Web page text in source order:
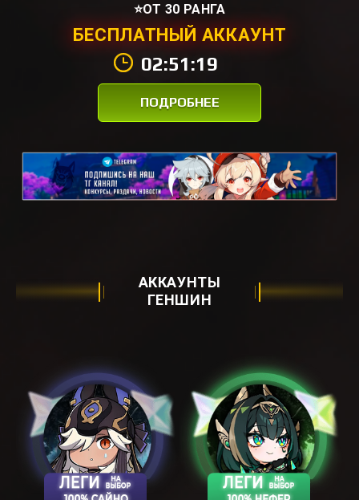
⭐ОТ 30 РАНГА
БЕСПЛАТНЫЙ АККАУНТ
02:51:18
ПОДРОБНЕЕ
АККАУНТЫ
ГЕНШИН